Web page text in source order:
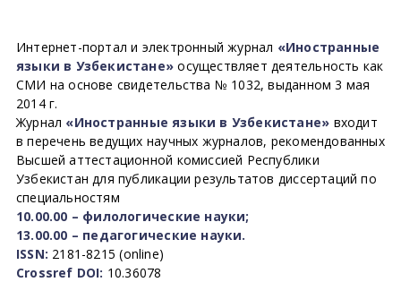
Интернет-портал и электронный журнал «Иностранные
языки в Узбекистане» осуществляет деятельность как
СМИ на основе свидетельства № 1032, выданном 3 мая
2014 г.
Журнал «Иностранные языки в Узбекистане» входит
в перечень ведущих научных журналов, рекомендованных
Высшей аттестационной комиссией Республики
Узбекистан для публикации результатов диссертаций по
специальностям
10.00.00 – филологические науки;
13.00.00 – педагогические науки.
ISSN: 2181-8215 (online)
Crossref DOI: 10.36078